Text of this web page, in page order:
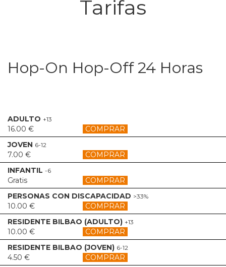
Tarifas
Hop-On Hop-Off 24 Horas
ADULTO +13
16.00 €
COMPRAR
JOVEN 6-12
7.00 €
COMPRAR
INFANTIL -6
Gratis
COMPRAR
PERSONAS CON DISCAPACIDAD >33%
10.00 €
COMPRAR
RESIDENTE BILBAO (ADULTO) +13
10.00 €
COMPRAR
RESIDENTE BILBAO (JOVEN) 6-12
4.50 € COMPRAR